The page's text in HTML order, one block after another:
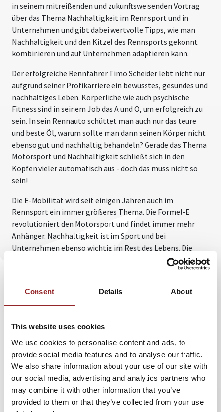
Consent Details About
This website uses cookies
We use cookies to personalise content and ads, to
provide social media features and to analyse our traffic.
We also share information about your use of our site with
our social media, advertising and analytics partners who
may combine it with other information that you’ve
provided to them or that they’ve collected from your use
in seinem mitreißenden und zukunftsweisenden Vortrag
über das Thema Nachhaltigkeit im Rennsport und in
Unternehmen und gibt dabei wertvolle Tipps, wie man
Nachhaltigkeit und den Kitzel des Rennsports gekonnt
kombinieren und auf Unternehmen adaptieren kann.
Der erfolgreiche Rennfahrer Timo Scheider lebt nicht nur
aufgrund seiner Profikarriere ein bewusstes, gesundes und
nachhaltiges Leben. Körperliche wie auch psychische
Fitness sind in seinem Job das A und O, um erfolgreich zu
sein. In sein Rennauto schüttet man auch nur das teure
und beste Öl, warum sollte man dann seinen Körper nicht
ebenso gut und nachhaltig behandeln? Gerade das Thema
Motorsport und Nachhaltigkeit schließt sich in den
Köpfen vieler automatisch aus - doch das muss nicht so
sein!
Die E-Mobilität wird seit einigen Jahren auch im
Rennsport ein immer größeres Thema. Die Formel-E
revolutioniert den Motorsport und findet immer mehr
Anhänger. Nachhaltigkeit ist im Sport und bei
Unternehmen ebenso wichtig im Rest des Lebens. Die
Menschen müssen sich auf die Veränderung einlassen und
ihre Umwelt bewusst wahrnehmen und schützen. Nur
denkt, kann die Welt wie wir sie kennen und lieben weiter
existieren. Nachhaltigkeit ist eine Frage der Einstellung
Aspekte abgewinnen sollte.
In seiner spannenden Keynote führt der Profirennfahrer
und Investor in vegane Lebensmittel Timo Scheider sein
Publikum in die Welt des nachhaltigen Motorsports.
Anhand der Formel E zeigt der Keynote Speaker auf, wie
man selbst im Benzingetränken Rennfahrsport das
Thema Nachhaltigkeit etabliert hat. Scheider hat Benzin